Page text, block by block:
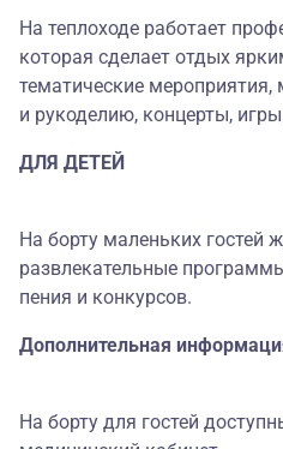
На теплоходе работает
которая сделает отдых
тематические
и рукоделию, концерты,
ДЛЯ ДЕТЕЙ
На борту маленьких гостей
развлекательные
пения и конкурсов.
Дополнительная
На борту для гостей